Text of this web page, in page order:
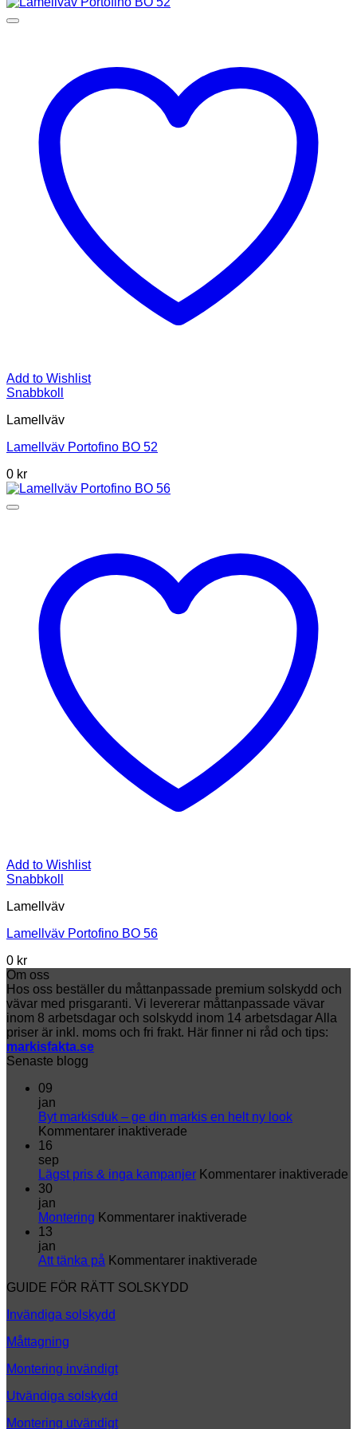
Add to Wishlist
Snabbkoll
Lamellväv
Lamellväv Portofino BO 52
0 kr
Add to Wishlist
Snabbkoll
Lamellväv
Lamellväv Portofino BO 56
0 kr
Om oss
Hos oss beställer du måttanpassade premium solskydd och
vävar med prisgaranti. Vi levererar måttanpassade vävar
inom 8 arbetsdagar och solskydd inom 14 arbetsdagar Alla
priser är inkl. moms och fri frakt. Här finner ni råd och tips:
markisfakta.se
Senaste blogg
09
jan
Byt markisduk – ge din markis en helt ny look
Kommentarer inaktiverade
–
markis
ny
16
sep
Lägst pris & inga kampanjer Kommentarer inaktiverade
30
jan
Montering Kommentarer inaktiverade
13
jan
Att tänka på Kommentarer inaktiverade
GUIDE FÖR RÄTT SOLSKYDD
Invändiga solskydd
Måttagning
Montering invändigt
Utvändiga solskydd
Montering utvändigt